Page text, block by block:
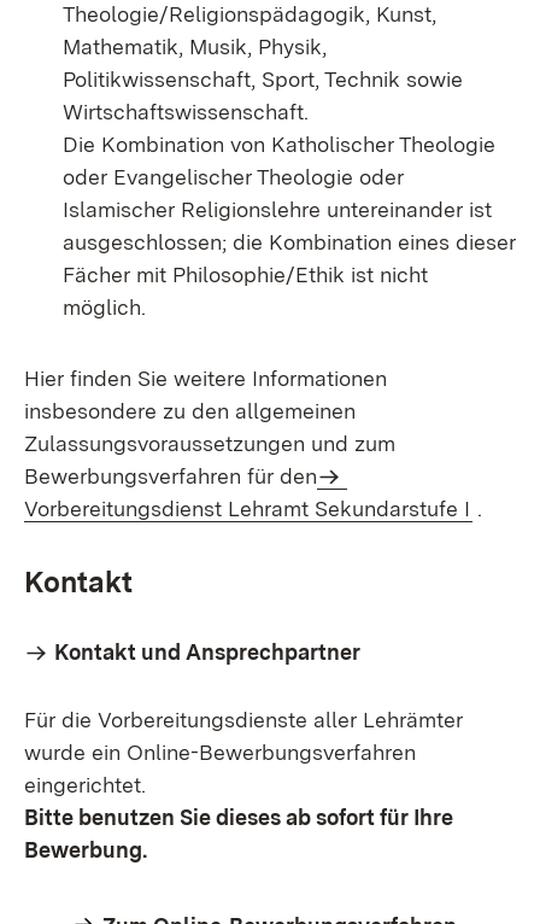
Theologie/Religionspädagogik, Kunst,
Mathematik, Musik, Physik,
Politikwissenschaft, Sport, Technik sowie
Wirtschaftswissenschaft.
Die Kombination von Katholischer Theologie
oder Evangelischer Theologie oder
Islamischer Religionslehre untereinander ist
ausgeschlossen; die Kombination eines dieser
Fächer mit Philosophie/Ethik ist nicht
möglich.
Hier finden Sie weitere Informationen
insbesondere zu den allgemeinen
Zulassungsvoraussetzungen und zum
Bewerbungsverfahren für den
Vorbereitungsdienst Lehramt Sekundarstufe I .
Kontakt
Kontakt und Ansprechpartner
Für die Vorbereitungsdienste aller Lehrämter
wurde ein Online-Bewerbungsverfahren
eingerichtet.
Bitte benutzen Sie dieses ab sofort für Ihre
Bewerbung.